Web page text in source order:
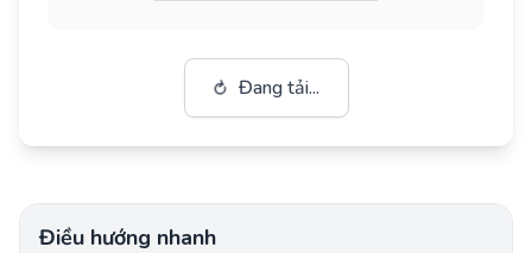
⟳ Đang tải...
Điều hướng nhanh